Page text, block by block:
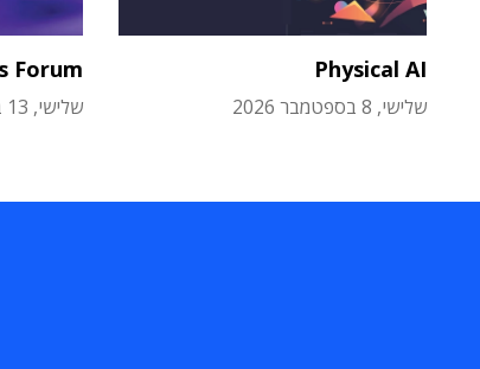
Physical AI
שלישי, 8 בספטמבר 2026
Forum
שלישי, 13 באוקטובר 2026